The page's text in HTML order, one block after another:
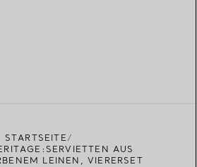
STARTSEITE
AUS
LEINEN, VIERERSET